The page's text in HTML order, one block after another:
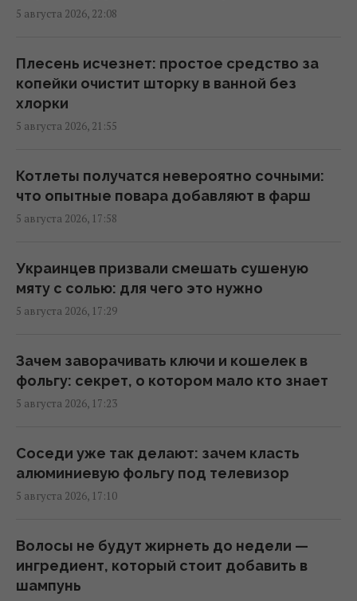
Нострадамус" напророчил новую войну
22:12 среда, 05 августа 2026
В этой стране предлагают "золотые
стран: какие условия
21:13 среда, 05 августа 2026
полезны, но эксперты предупредили об
одном важном нюансе
21:13 среда, 05 августа 2026
Кинологи назвали 7 привычек собак,
которые доказывают их безграничную
преданность
Астафьева жестко "разнесла" коллег-
артистов за их позицию во время войны
Почему мои помидоры растут, но не
краснеют: эксперты озвучили главные
5 августа 2026, 22:08
Плесень исчезнет: простое средство за
копейки очистит шторку в ванной без
хлорки
5 августа 2026, 21:55
Котлеты получатся невероятно сочными:
что опытные повара добавляют в фарш
5 августа 2026, 17:58
Украинцев призвали смешать сушеную
мяту с солью: для чего это нужно
5 августа 2026, 17:29
Зачем заворачивать ключи и кошелек в
фольгу: секрет, о котором мало кто знает
5 августа 2026, 17:23
Соседи уже так делают: зачем класть
алюминиевую фольгу под телевизор
5 августа 2026, 17:10
Волосы не будут жирнеть до недели —
ингредиент, который стоит добавить в
шампунь